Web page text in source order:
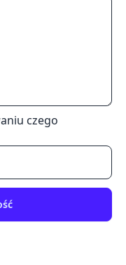
czego